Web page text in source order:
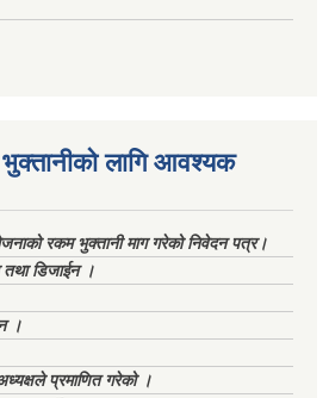
लागि आवश्यक
रकम भुक्तानी माग गरेको निवेदन पत्र।
तथा डिजाईन ।
।
प्रमाणित गरेको ।